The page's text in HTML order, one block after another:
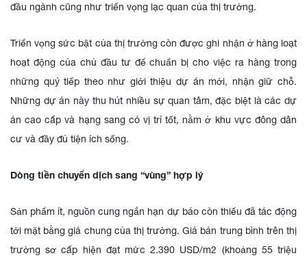
đầu ngành cũng như triển vọng lạc quan của thị trường.
Triển vọng sức bật của thị trường còn được ghi nhận ở hàng loạt
hoạt động của chủ đầu tư để chuẩn bị cho việc ra hàng trong
những quý tiếp theo như giới thiệu dự án mới, nhận giữ chỗ.
Những dự án này thu hút nhiều sự quan tâm, đặc biệt là các dự
án cao cấp và hạng sang có vị trí tốt, nằm ở khu vực đông dân
cư và đầy đủ tiện ích sống.
Dòng tiền chuyển dịch sang “vùng” hợp lý
Sản phẩm ít, nguồn cung ngắn hạn dự báo còn thiếu đã tác động
tới mặt bằng giá chung của thị trường. Giá bán trung bình trên thị
trường sơ cấp hiện đạt mức 2.390 USD/m2 (khoảng 55 triệu